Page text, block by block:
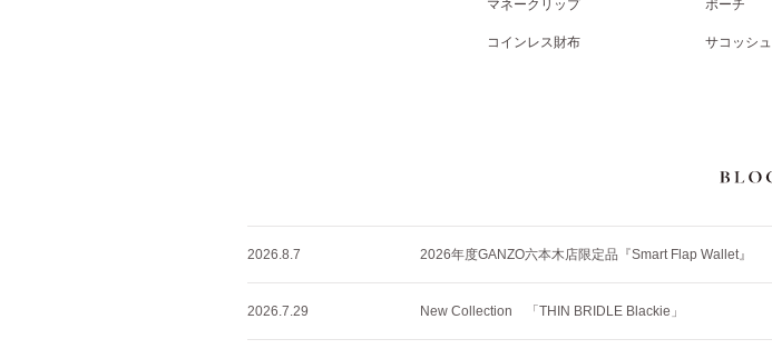
マネークリップ
コインレス財布
ポーチ
サコッシュ
2026.8.7 2026年度GANZO六本木店限定品『Smart Flap Wallet』
2026.7.29 New Collection 「THIN BRIDLE Blackie」